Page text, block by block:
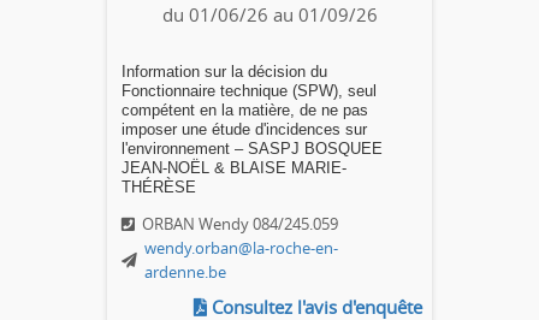
du 01/06/26 au 01/09/26
Information sur la décision du
Fonctionnaire technique (SPW), seul
compétent en la matière, de ne pas
imposer une étude d'incidences sur
l'environnement – SASPJ BOSQUEE
JEAN-NOËL & BLAISE MARIE-
THÉRÈSE
ORBAN Wendy 084/245.059
wendy.orban@la-roche-en-
ardenne.be
Consultez l'avis d'enquête